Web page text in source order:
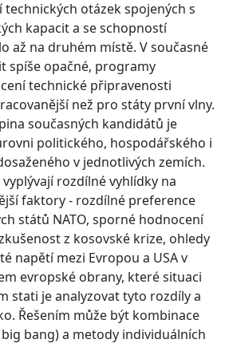
technických otázek spojených s
kapacit a se schopností
až na druhém místě. V současné
spíše opačné, programy
technické připravenosti
než pro státy první vlny.
současných kandidátů je
politického, hospodářského i
v jednotlivých zemích.
rozdílné vyhlídky na
faktory - rozdílné preference
států NATO, sporné hodnocení
z kosovské krize, ohledy
napětí mezi Evropou a USA v
evropské obrany, které situaci
stati je analyzovat tyto rozdíly a
Řešením může být kombinace
bang) a metody individuálních